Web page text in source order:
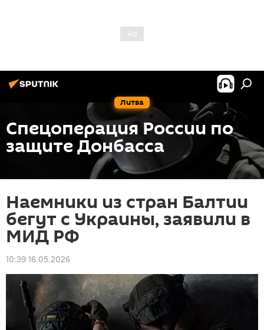
Литва
Спецоперация России по
защите Донбасса
Наемники из стран Балтии
бегут с Украины, заявили в
МИД РФ
10:39 16.05.2026